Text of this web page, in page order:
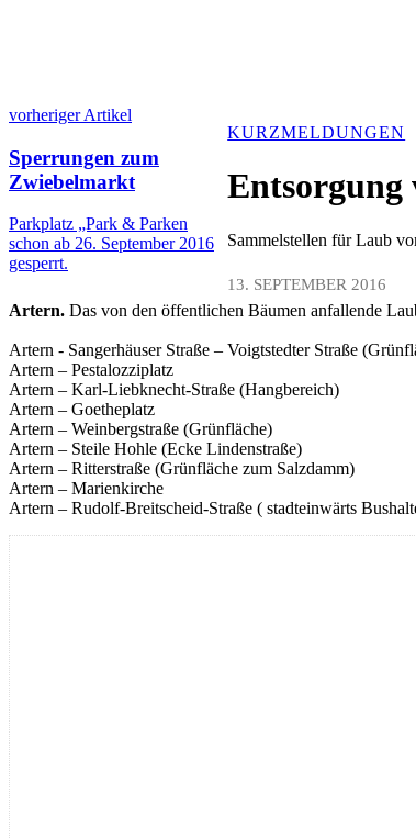
vorheriger Artikel
Sperrungen zum
Zwiebelmarkt
Parkplatz „Park & Parken
schon ab 26. September 2016
gesperrt.
KURZMELDUNGEN
Entsorgung
Sammelstellen für Laub
13. SEPTEMBER 2016
Artern. Das von den öffentlichen Bäumen anfallende
Artern - Sangerhäuser Straße – Voigtstedter Straße
Artern – Pestalozziplatz
Artern – Karl-Liebknecht-Straße (Hangbereich)
Artern – Goetheplatz
Artern – Weinbergstraße (Grünfläche)
Artern – Steile Hohle (Ecke Lindenstraße)
Artern – Ritterstraße (Grünfläche zum Salzdamm)
Artern – Marienkirche
Artern – Rudolf-Breitscheid-Straße ( stadteinwärts